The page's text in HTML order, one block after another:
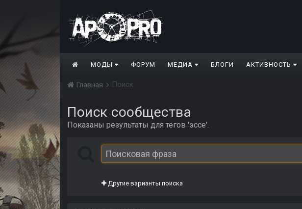
МОДЫ ФОРУМ МЕДИА БЛОГИ АКТИВНОСТЬ
Главная Поиск
Поиск сообщества
Показаны результаты для тегов 'эссе'.
Другие варианты поиска